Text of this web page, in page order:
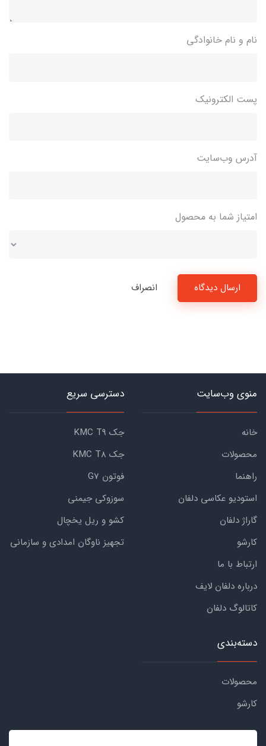
نام و نام خانوادگی
پست الکترونیک
آدرس وب‌سایت
امتیاز شما به محصول
ارسال دیدگاه انصراف
منوی وب‌سایت
خانه
محصولات
راهنما
استودیو عکاسی دلفان
گاراژ دلفان
کارشو
ارتباط با ما
درباره دلفان لایف
کاتالوگ دلفان
دسترسی سریع
جک KMC T9
جک KMC T8
فوتون G7
سوزوکی جیمنی
کشو و ریل یخچال
تجهیز ناوگان امدادی و سازمانی
دسته‌بندی
محصولات
کارشو